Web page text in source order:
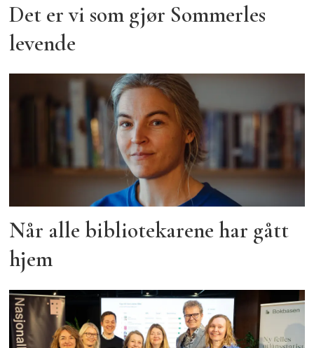
Det er vi som gjør Sommerles
levende
Når alle bibliotekarene har gått
hjem